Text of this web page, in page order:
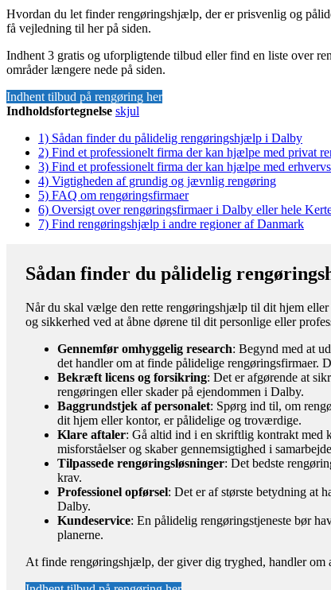
Hvordan du let finder rengøringshjælp, der er prisvenlig og
få vejledning til her på siden.
Indhent 3 gratis og uforpligtende tilbud eller find en liste over
områder længere nede på siden.
Indhent tilbud på rengøring her
Indholdsfortegnelse skjul
1) Sådan finder du pålidelig rengøringshjælp i Dalby
2) Find et professionelt firma der kan hjælpe med privat
3) Find et professionelt firma der kan hjælpe med
4) Vigtigheden af grundig og jævnlig rengøring
5) FAQ om rengøringsfirmaer
6) Oversigt over rengøringsfirmaer i Dalby eller hele
7) Find rengøringshjælp i andre regioner af Danmark
Sådan finder du pålidelig
Når du skal vælge den rette rengøringshjælp til dit hjem
og sikkerhed ved at åbne dørene til dit personlige eller
Gennemfør omhyggelig research: Begynd med at
det handler om at finde pålidelige rengøringsfirmaer.
Bekræft licens og forsikring: Det er afgørende at
rengøringen eller skader på ejendommen i Dalby.
Baggrundstjek af personalet: Spørg ind til, om
dit hjem eller kontor, er pålidelige og troværdige.
Klare aftaler: Gå altid ind i en skriftlig kontrakt med
misforståelser og skaber gennemsigtighed i
Tilpassede rengøringsløsninger: Det bedste
krav.
Professionel opførsel: Det er af største betydning at
Dalby.
Kundeservice: En pålidelig rengøringstjeneste bør
planerne.
At finde rengøringshjælp, der giver dig tryghed, handler om